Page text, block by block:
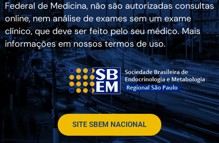
Federal de Medicina, não são autorizadas consultas
online, nem análise de exames sem um exame
clínico, que deve ser feito pelo seu médico. Mais
informações em nossos termos de uso.
SITE SBEM NACIONAL